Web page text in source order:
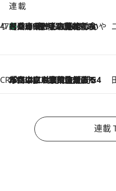
連載
47都道府県の手みやげ ひんやりスイーツで夏を満喫
2026.8.8
【兵庫県】この夏絶対食べたい 冷やしておいしいおやつ3選 淡路島の恵みをジェラートに集約
CREA'S CHOICE
2026.8.7
「立川にも歌舞伎があるんだよ」 片岡仁左衛門・市川中車ら豪華座組みで4年目の立川立飛歌舞伎へ
連載